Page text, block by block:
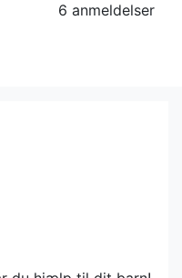
6 anmeldelser